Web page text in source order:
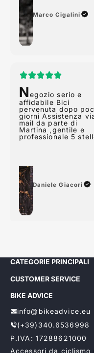
Marco Cigalini
N
affidabile Bici
pervenuta dopo
giorni Assistenza
mail da parte di
Martina ,gentile e
professionale 5
Daniele Giacori
CATEGORIE PRINCIPALI
CUSTOMER SERVICE
BIKE ADVICE
info@bikeadvice.eu
(+39)340.6536998
P.IVA: 17288621000
Accessori da